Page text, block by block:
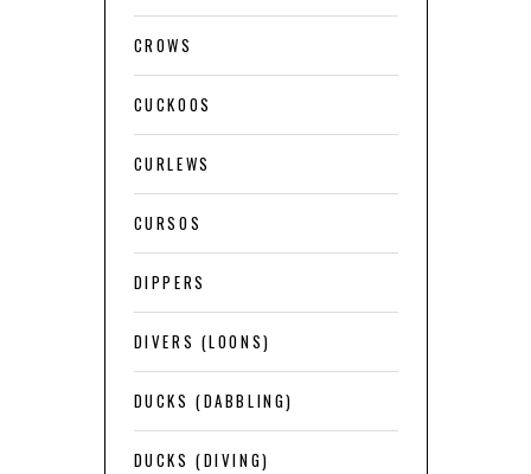
CROWS
CUCKOOS
CURLEWS
CURSOS
DIPPERS
DIVERS (LOONS)
DUCKS (DABBLING)
DUCKS (DIVING)